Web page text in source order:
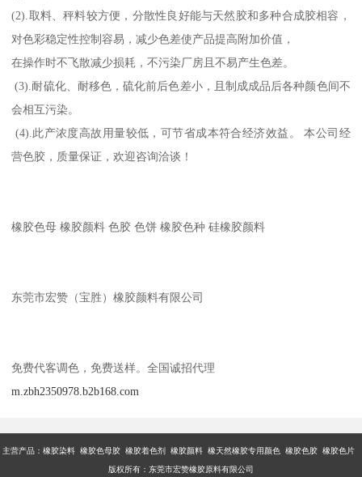
(2).取料、秤料较方便，分散性良好能与天然胶和多种合成胶相容，
对色彩稳定性控制容易，减少色差使产品提高附加价值，
在操作时不飞散减少损耗，不污染厂房且不易产生色差。
(3).耐硫化、耐移色，硫化前后色差小，且制成成品后各种颜色间不
会相互污染。
(4).此产浓度高故用量较低，可节省成本符合经济效益。 本公司经
营色胶，质量保证，欢迎咨询洽谈！
橡胶色母 橡胶颜料 色胶 色饼 橡胶色种 硅橡胶颜料
东莞市宏赞（宝胜）橡胶颜料有限公司
免费代客调色，免费送样。全国诚招代理
m.zbh2350978.b2b168.com
主营产品：橡胶染料 橡胶色母胶 橡胶着色剂 橡胶颜料 橡天然橡胶专用颜色 橡胶色胶 橡胶色片
版权所有：东莞市宏赞橡胶原料有限公司